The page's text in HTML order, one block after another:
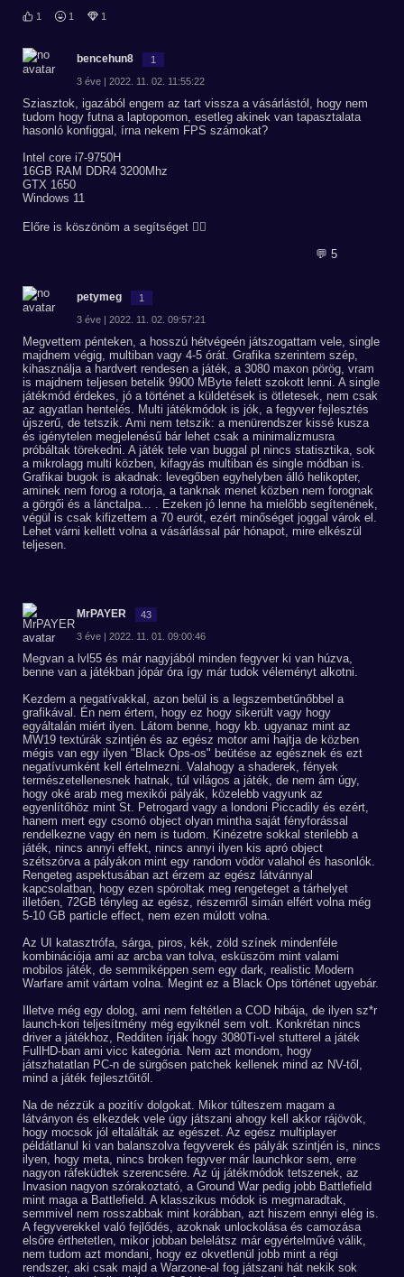
1 1 1
bencehun8 1
3 éve | 2022. 11. 02. 11:55:22
Sziasztok, igazából engem az tart vissza a vásárlástól, hogy nem
tudom hogy futna a laptopomon, esetleg akinek van tapasztalata
hasonló konfiggal, írna nekem FPS számokat?
Intel core i7-9750H
16GB RAM DDR4 3200Mhz
GTX 1650
Windows 11
Előre is köszönöm a segítséget 🙋‍♂️
💬 5
petymeg 1
3 éve | 2022. 11. 02. 09:57:21
Megvettem pénteken, a hosszú hétvégeén játszogattam vele, single
majdnem végig, multiban vagy 4-5 órát. Grafika szerintem szép,
kihasználja a hardvert rendesen a játék, a 3080 maxon pörög, vram
is majdnem teljesen betelik 9900 MByte felett szokott lenni. A single
játékmód érdekes, jó a történet a küldetések is ötletesek, nem csak
az agyatlan hentelés. Multi játékmódok is jók, a fegyver fejlesztés
újszerű, de tetszik. Ami nem tetszik: a menürendszer kissé kusza
és igénytelen megjelenésű bár lehet csak a minimalizmusra
próbáltak törekedni. A játék tele van buggal pl nincs statisztika, sok
a mikrolagg multi közben, kifagyás multiban és single módban is.
Grafikai bugok is akadnak: levegőben egyhelyben álló helikopter,
aminek nem forog a rotorja, a tanknak menet közben nem forognak
a görgői és a lánctalpa... . Ezeken jó lenne ha mielőbb segítenének,
végül is csak kifizettem a 70 eurót, ezért minőséget joggal várok el.
Lehet várni kellett volna a vásárlással pár hónapot, mire elkészül
teljesen.
MrPAYER 43
3 éve | 2022. 11. 01. 09:00:46
Megvan a lvl55 és már nagyjából minden fegyver ki van húzva,
benne van a játékban jópár óra így már tudok véleményt alkotni.
Kezdem a negatívakkal, azon belül is a legszembetűnőbbel a
grafikával. Én nem értem, hogy ez hogy sikerült vagy hogy
egyáltalán miért ilyen. Látom benne, hogy kb. ugyanaz mint az
MW19 textúrák szintjén és az egész motor ami hajtja de közben
mégis van egy ilyen "Black Ops-os" beütése az egésznek és ezt
negatívumként kell értelmezni. Valahogy a shaderek, fények
természetellenesnek hatnak, túl világos a játék, de nem ám úgy,
hogy oké arab meg mexikói pályák, közelebb vagyunk az
egyenlítőhöz mint St. Petrogard vagy a londoni Piccadily és ezért,
hanem mert egy csomó object olyan mintha saját fényforással
rendelkezne vagy én nem is tudom. Kinézetre sokkal sterilebb a
játék, nincs annyi effekt, nincs annyi ilyen kis apró object
szétszórva a pályákon mint egy random vödör valahol és hasonlók.
Rengeteg aspektusában azt érzem az egész látvánnyal
kapcsolatban, hogy ezen spóroltak meg rengeteget a tárhelyet
illetően, 72GB tényleg az egész, részemről simán elfért volna még
5-10 GB particle effect, nem ezen múlott volna.
Az UI katasztrófa, sárga, piros, kék, zöld színek mindenféle
kombinációja ami az arcba van tolva, esküszöm mint valami
mobilos játék, de semmiképpen sem egy dark, realistic Modern
Warfare amit vártam volna. Megint ez a Black Ops történet ugyebár.
Illetve még egy dolog, ami nem feltétlen a COD hibája, de ilyen sz*r
launch-kori teljesítmény még egyiknél sem volt. Konkrétan nincs
driver a játékhoz, Redditen írják hogy 3080Ti-vel stutterel a játék
FullHD-ban ami vicc kategória. Nem azt mondom, hogy
játszhatatlan PC-n de sürgősen patchek kellenek mind az NV-től,
mind a játék fejlesztőitől.
Na de nézzük a pozitív dolgokat. Mikor túlteszem magam a
látványon és elkezdek vele úgy játszani ahogy kell akkor rájövök,
hogy mocsok jól eltalálták az egészet. Az egész multiplayer
példátlanul ki van balanszolva fegyverek és pályák szintjén is, nincs
ilyen, hogy meta, nincs broken fegyver már launchkor sem, erre
nagyon ráfeküdtek szerencsére. Az új játékmódok tetszenek, az
Invasion nagyon szórakoztató, a Ground War pedig jobb Battlefield
mint maga a Battlefield. A klasszikus módok is megmaradtak,
semmivel nem rosszabbak mint korábban, azt hiszem ennyi elég is.
A fegyverekkel való fejlődés, azoknak unlockolása és camozása
elsőre érthetetlen, mikor jobban belelátsz már egyértelművé válik,
nem tudom azt mondani, hogy ez okvetlenül jobb mint a régi
rendszer, aki csak majd a Warzone-al fog játszani hát nekik sok